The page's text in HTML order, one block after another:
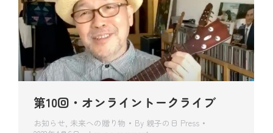
第10回・オンライントークライブ
お知らせ, 未来への贈り物 By 親子の日 Press